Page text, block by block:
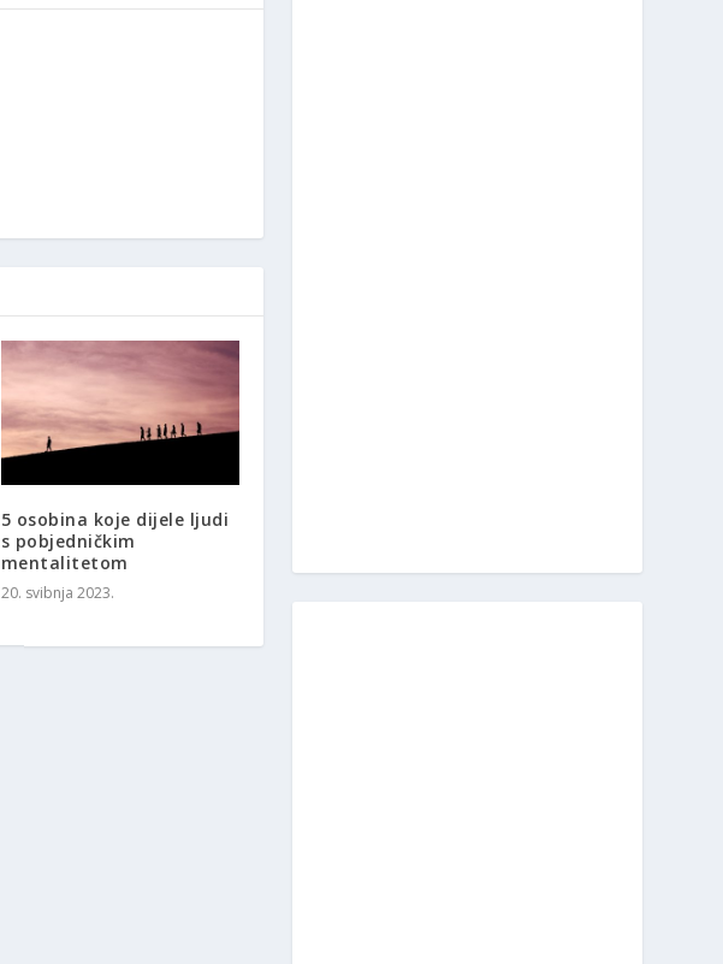
5 osobina koje dijele ljudi
s pobjedničkim
mentalitetom
20. svibnja 2023.